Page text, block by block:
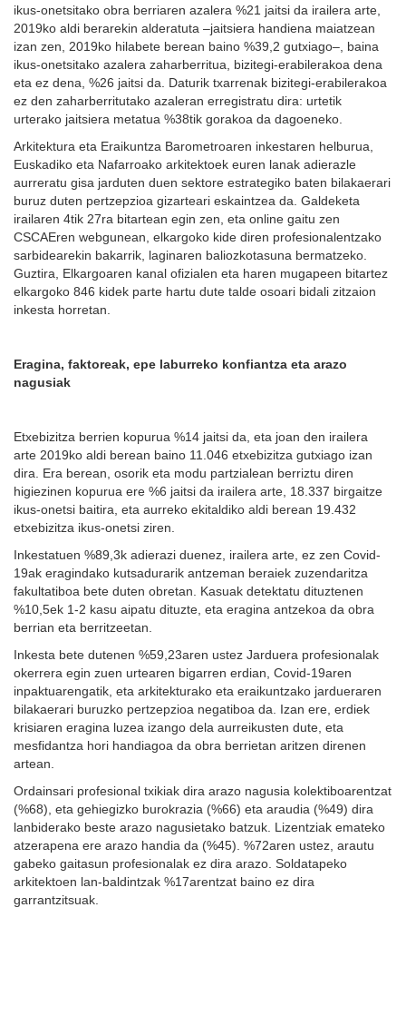
ikus-onetsitako obra berriaren azalera %21 jaitsi da irailera arte,
2019ko aldi berarekin alderatuta –jaitsiera handiena maiatzean
izan zen, 2019ko hilabete berean baino %39,2 gutxiago–, baina
ikus-onetsitako azalera zaharberritua, bizitegi-erabilerakoa dena
eta ez dena, %26 jaitsi da. Daturik txarrenak bizitegi-erabilerakoa
ez den zaharberritutako azaleran erregistratu dira: urtetik
urterako jaitsiera metatua %38tik gorakoa da dagoeneko.
Arkitektura eta Eraikuntza Barometroaren inkestaren helburua,
Euskadiko eta Nafarroako arkitektoek euren lanak adierazle
aurreratu gisa jarduten duen sektore estrategiko baten bilakaerari
buruz duten pertzepzioa gizarteari eskaintzea da. Galdeketa
irailaren 4tik 27ra bitartean egin zen, eta online gaitu zen
CSCAEren webgunean, elkargoko kide diren profesionalentzako
sarbidearekin bakarrik, laginaren baliozkotasuna bermatzeko.
Guztira, Elkargoaren kanal ofizialen eta haren mugapeen bitartez
elkargoko 846 kidek parte hartu dute talde osoari bidali zitzaion
inkesta horretan.
Eragina, faktoreak, epe laburreko konfiantza eta arazo
nagusiak
Etxebizitza berrien kopurua %14 jaitsi da, eta joan den irailera
arte 2019ko aldi berean baino 11.046 etxebizitza gutxiago izan
dira. Era berean, osorik eta modu partzialean berriztu diren
higiezinen kopurua ere %6 jaitsi da irailera arte, 18.337 birgaitze
ikus-onetsi baitira, eta aurreko ekitaldiko aldi berean 19.432
etxebizitza ikus-onetsi ziren.
Inkestatuen %89,3k adierazi duenez, irailera arte, ez zen Covid-
19ak eragindako kutsadurarik antzeman beraiek zuzendaritza
fakultatiboa bete duten obretan. Kasuak detektatu dituztenen
%10,5ek 1-2 kasu aipatu dituzte, eta eragina antzekoa da obra
berrian eta berritzeetan.
Inkesta bete dutenen %59,23aren ustez Jarduera profesionalak
okerrera egin zuen urtearen bigarren erdian, Covid-19aren
inpaktuarengatik, eta arkitekturako eta eraikuntzako jardueraren
bilakaerari buruzko pertzepzioa negatiboa da. Izan ere, erdiek
krisiaren eragina luzea izango dela aurreikusten dute, eta
mesfidantza hori handiagoa da obra berrietan aritzen direnen
artean.
Ordainsari profesional txikiak dira arazo nagusia kolektiboarentzat
(%68), eta gehiegizko burokrazia (%66) eta araudia (%49) dira
lanbiderako beste arazo nagusietako batzuk. Lizentziak emateko
atzerapena ere arazo handia da (%45). %72aren ustez, arautu
gabeko gaitasun profesionalak ez dira arazo. Soldatapeko
arkitektoen lan-baldintzak %17arentzat baino ez dira
garrantzitsuak.